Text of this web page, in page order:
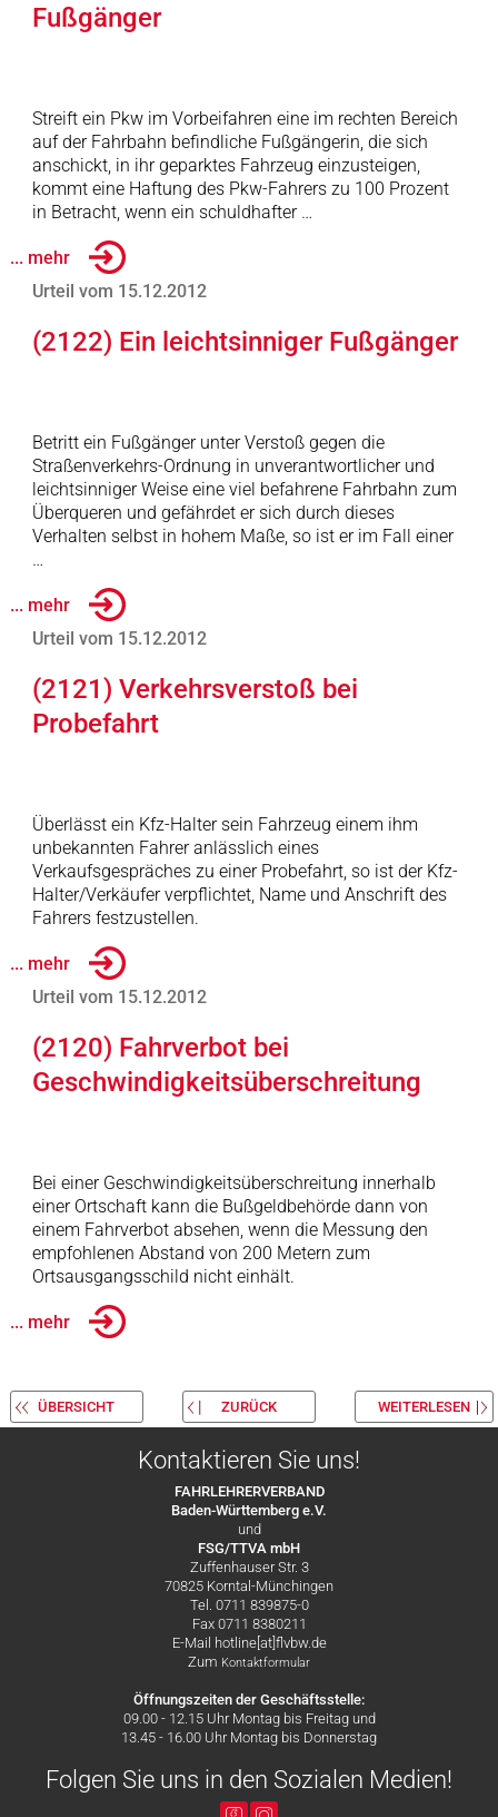
Fußgänger
Streift ein Pkw im Vorbeifahren eine im rechten Bereich
auf der Fahrbahn befindliche Fußgängerin, die sich
anschickt, in ihr geparktes Fahrzeug einzusteigen,
kommt eine Haftung des Pkw-Fahrers zu 100 Prozent
in Betracht, wenn ein schuldhafter …
... mehr
Urteil vom 15.12.2012
(2122) Ein leichtsinniger Fußgänger
Betritt ein Fußgänger unter Verstoß gegen die
Straßenverkehrs-Ordnung in unverantwortlicher und
leichtsinniger Weise eine viel befahrene Fahrbahn zum
Überqueren und gefährdet er sich durch dieses
Verhalten selbst in hohem Maße, so ist er im Fall einer
…
... mehr
Urteil vom 15.12.2012
(2121) Verkehrsverstoß bei
Probefahrt
Überlässt ein Kfz-Halter sein Fahrzeug einem ihm
unbekannten Fahrer anlässlich eines
Verkaufsgespräches zu einer Probefahrt, so ist der Kfz-
Halter/Verkäufer verpflichtet, Name und Anschrift des
Fahrers festzustellen.
... mehr
Urteil vom 15.12.2012
(2120) Fahrverbot bei
Geschwindigkeitsüberschreitung
Bei einer Geschwindigkeitsüberschreitung innerhalb
einer Ortschaft kann die Bußgeldbehörde dann von
einem Fahrverbot absehen, wenn die Messung den
empfohlenen Abstand von 200 Metern zum
Ortsausgangsschild nicht einhält.
... mehr
ÜBERSICHT ZURÜCK WEITERLESEN
Kontaktieren Sie uns!
FAHRLEHRERVERBAND
Baden-Württemberg e.V.
und
FSG/TTVA mbH
Zuffenhauser Str. 3
70825 Korntal-Münchingen
Tel. 0711 839875-0
Fax 0711 8380211
E-Mail hotline[at]flvbw.de
Zum Kontaktformular
Öffnungszeiten der Geschäftsstelle:
09.00 - 12.15 Uhr Montag bis Freitag und
13.45 - 16.00 Uhr Montag bis Donnerstag
Folgen Sie uns in den Sozialen Medien!